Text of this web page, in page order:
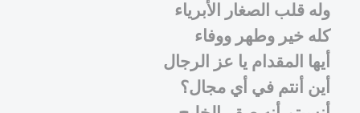
وله قلب الصغار الأبرياء
كله خير وطهر ووفاء
أيها المقدام يا عز الرجال
أين أنتم في أي مجال؟